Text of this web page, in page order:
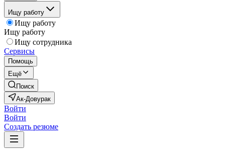
Ищу работу
Ищу работу
Ищу работу
Ищу сотрудника
Сервисы
Помощь
Ещё
Поиск
Ак-Довурак
Войти
Войти
Создать резюме